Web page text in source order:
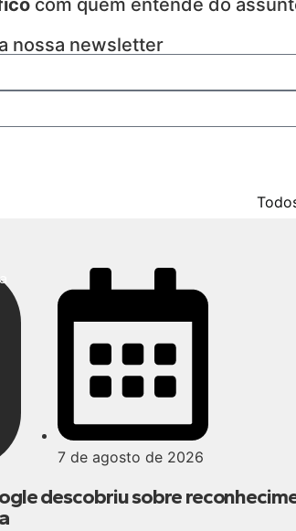
com quem entende do
nossa newsletter
7 de agosto de 2026
descobriu sobre